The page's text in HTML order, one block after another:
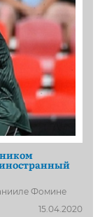
иностранный
Фомине
15.04.2020